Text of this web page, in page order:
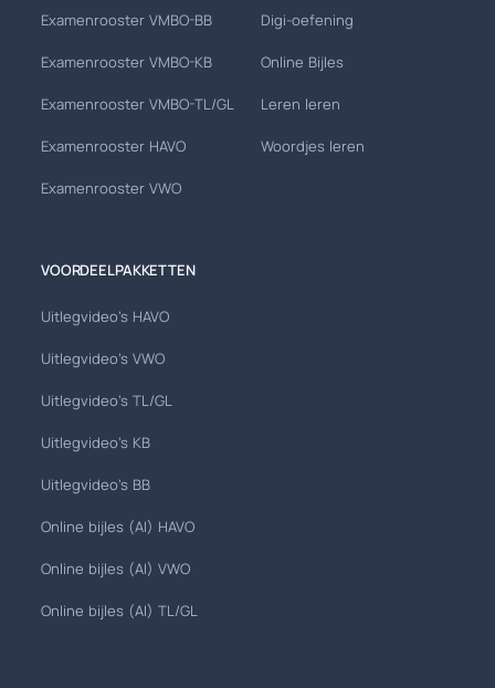
Examenrooster VMBO-BB
Examenrooster VMBO-KB
Examenrooster VMBO-TL/GL
Examenrooster HAVO
Examenrooster VWO
Digi-oefening
Online Bijles
Leren leren
Woordjes leren
VOORDEELPAKKETTEN
Uitlegvideo's HAVO
Uitlegvideo's VWO
Uitlegvideo's TL/GL
Uitlegvideo's KB
Uitlegvideo's BB
Online bijles (AI) HAVO
Online bijles (AI) VWO
Online bijles (AI) TL/GL